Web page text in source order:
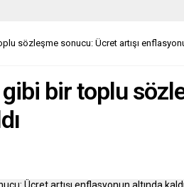
alkışlıyoruz”
sözleşme sonucu: Ücret artışı
bir toplu